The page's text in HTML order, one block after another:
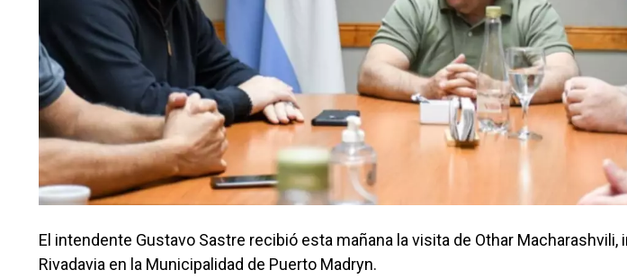
El intendente Gustavo Sastre recibió esta mañana la visita de Othar
Rivadavia en la Municipalidad de Puerto Madryn.